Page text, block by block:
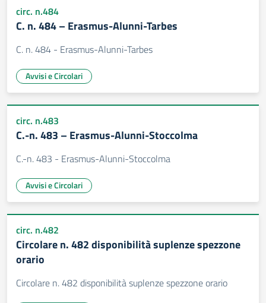
circ. n.484
C. n. 484 – Erasmus-Alunni-Tarbes
C. n. 484 - Erasmus-Alunni-Tarbes
Avvisi e Circolari
circ. n.483
C.-n. 483 – Erasmus-Alunni-Stoccolma
C.-n. 483 - Erasmus-Alunni-Stoccolma
Avvisi e Circolari
circ. n.482
Circolare n. 482 disponibilità suplenze spezzone
orario
Circolare n. 482 disponibilità suplenze spezzone orario